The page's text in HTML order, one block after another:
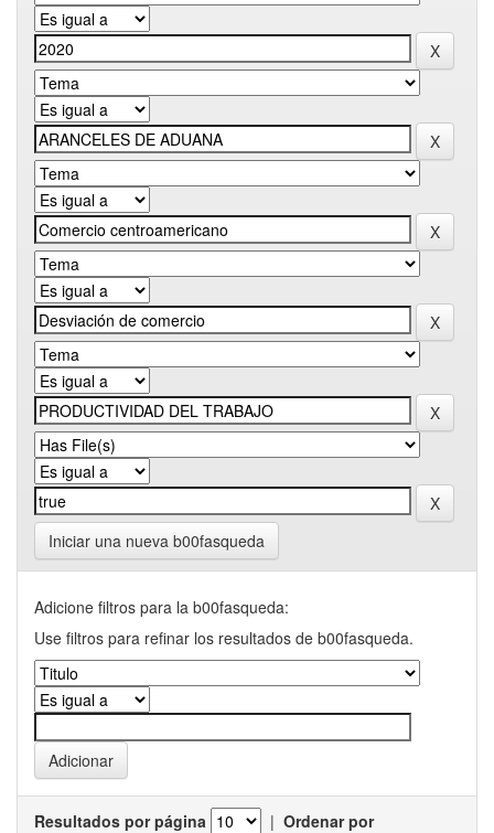
Iniciar una nueva b00fasqueda
Adicione filtros para la b00fasqueda:
Use filtros para refinar los resultados de b00fasqueda.
Resultados por página | Ordenar por